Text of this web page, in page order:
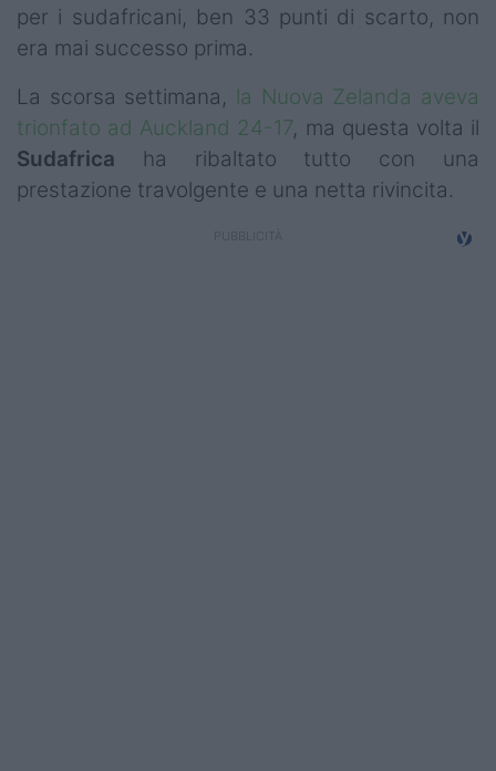
per i sudafricani, ben 33 punti di scarto, non
era mai successo prima.
La scorsa settimana, la Nuova Zelanda aveva
trionfato ad Auckland 24-17, ma questa volta il
Sudafrica ha ribaltato tutto con una
prestazione travolgente e una netta rivincita.